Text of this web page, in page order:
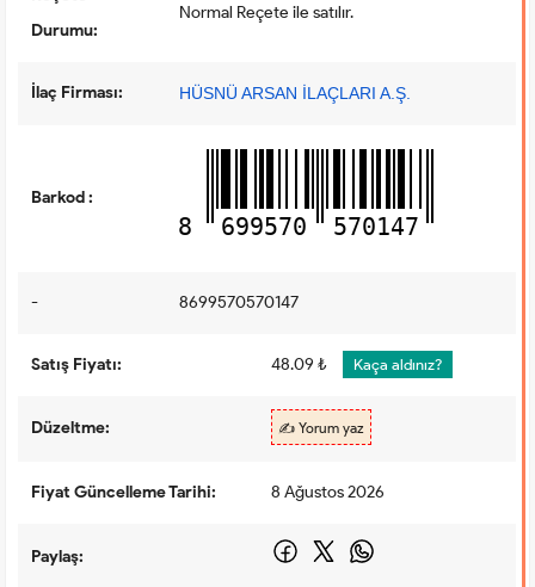
Durumu:
Normal Reçete ile satılır.
İlaç Firması: HÜSNÜ ARSAN İLAÇLARI A.Ş.
Barkod :
8 699570 570147
- 8699570570147
Satış Fiyatı: 48.09 ₺ Kaça aldınız?
Düzeltme: ✍️ Yorum yaz
Fiyat Güncelleme Tarihi: 8 Ağustos 2026
Paylaş: